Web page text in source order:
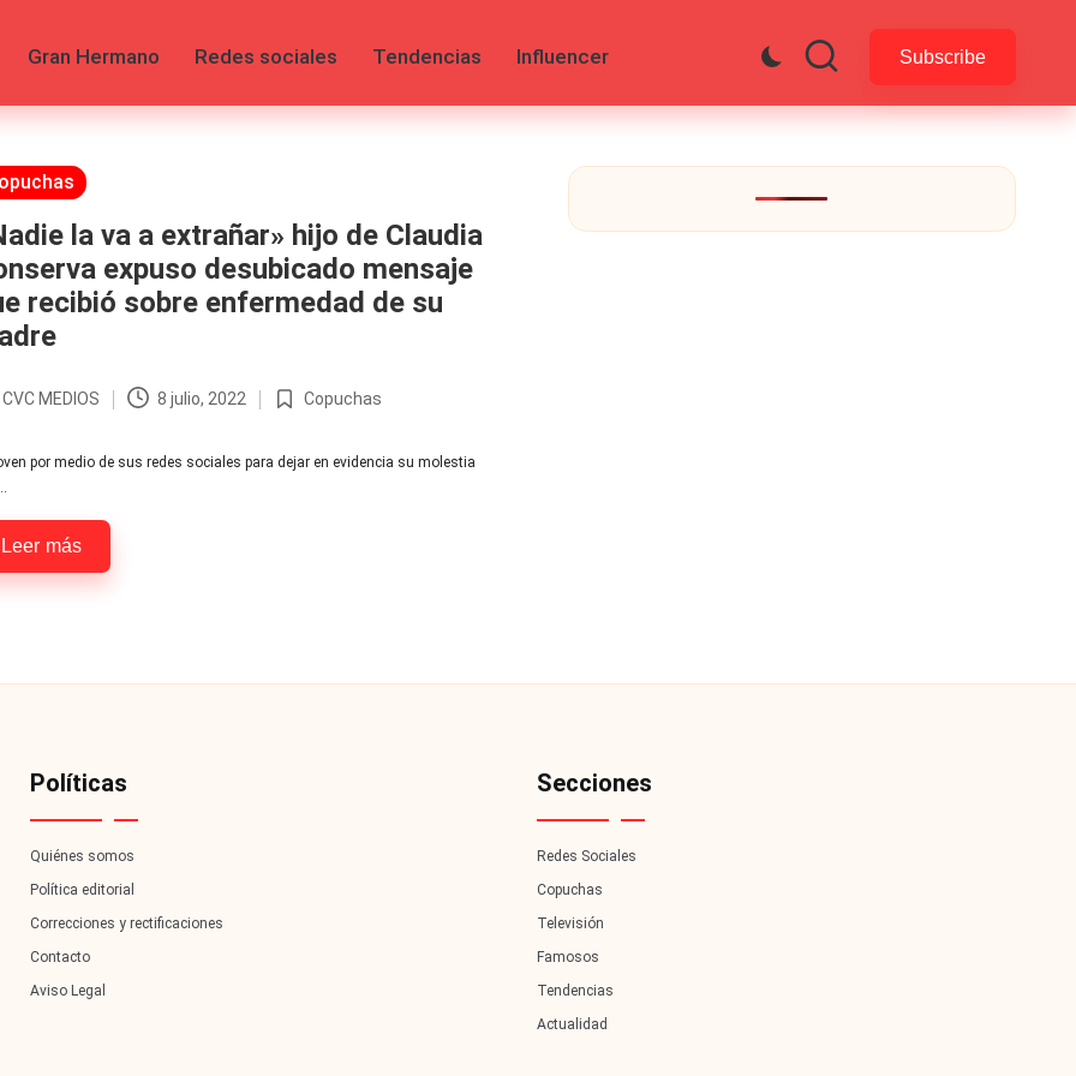
Gran Hermano Redes sociales Tendencias Influencer Subscribe
la va a extrañar» hijo de Claudia
expuso desubicado mensaje
recibió sobre enfermedad de su
CVC MEDIOS 8 julio, 2022
Publicada
Copuchas
por medio de sus redes sociales para dejar en evidencia su molestia
Leer más
Políticas
Quiénes somos
Política editorial
Correcciones y rectificaciones
Contacto
Aviso Legal
Secciones
Redes Sociales
Copuchas
Televisión
Famosos
Tendencias
Actualidad